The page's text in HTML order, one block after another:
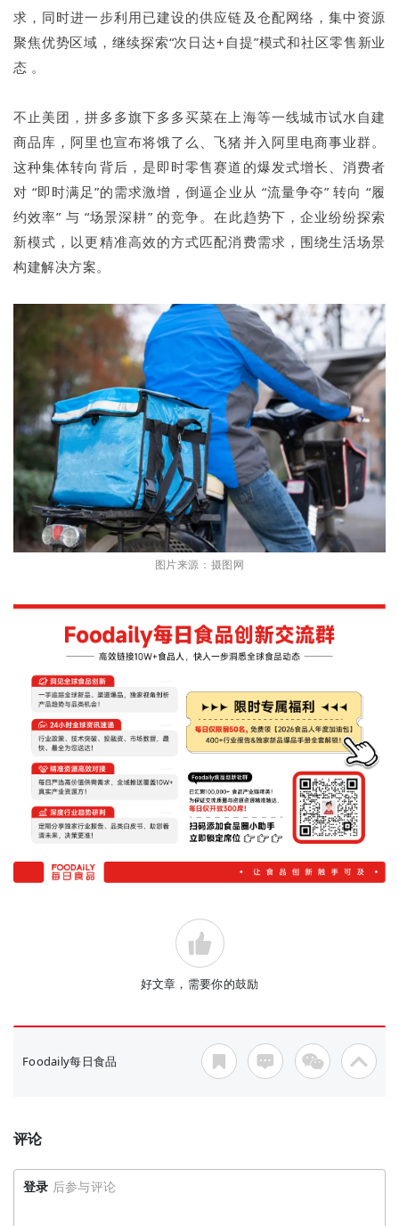
求，同时进一步利用已建设的供应链及仓配网络，集中资源
聚焦优势区域，继续探索“次日达+自提”模式和社区零售新业
态 。
不止美团，拼多多旗下多多买菜在上海等一线城市试水自建
商品库，阿里也宣布将饿了么、飞猪并入阿里电商事业群。
这种集体转向背后，是即时零售赛道的爆发式增长、消费者
对 “即时满足”的需求激增，倒逼企业从 “流量争夺” 转向 “履
约效率” 与 “场景深耕” 的竞争。在此趋势下，企业纷纷探索
新模式，以更精准高效的方式匹配消费需求，围绕生活场景
构建解决方案。
图片来源：摄图网
好文章，需要你的鼓励
Foodaily每日食品
评论
登录 后参与评论